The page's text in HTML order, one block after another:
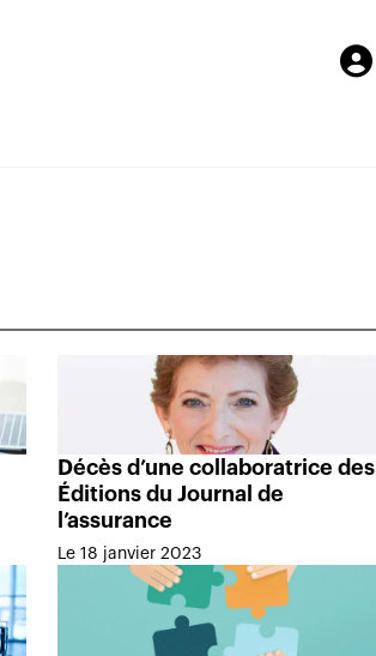
Décès d’une collaboratrice des
Éditions du Journal de
l’assurance
Le 18 janvier 2023